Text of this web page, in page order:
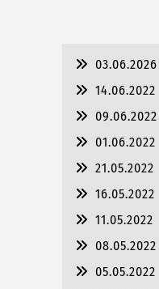
03.06.2026
14.06.2022
09.06.2022
01.06.2022
21.05.2022
16.05.2022
11.05.2022
08.05.2022
05.05.2022